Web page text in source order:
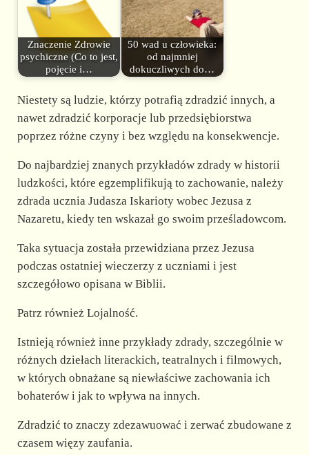
Znaczenie Zdrowie
psychiczne (Co to jest,
pojęcie i…
50 wad u człowieka:
od najmniej
dokuczliwych do…
Niestety są ludzie, którzy potrafią zdradzić innych, a
nawet zdradzić korporacje lub przedsiębiorstwa
poprzez różne czyny i bez względu na konsekwencje.
Do najbardziej znanych przykładów zdrady w historii
ludzkości, które egzemplifikują to zachowanie, należy
zdrada ucznia Judasza Iskarioty wobec Jezusa z
Nazaretu, kiedy ten wskazał go swoim prześladowcom.
Taka sytuacja została przewidziana przez Jezusa
podczas ostatniej wieczerzy z uczniami i jest
szczegółowo opisana w Biblii.
Patrz również Lojalność.
Istnieją również inne przykłady zdrady, szczególnie w
różnych dziełach literackich, teatralnych i filmowych,
w których obnażane są niewłaściwe zachowania ich
bohaterów i jak to wpływa na innych.
Zdradzić to znaczy zdezawuować i zerwać zbudowane z
czasem więzy zaufania.